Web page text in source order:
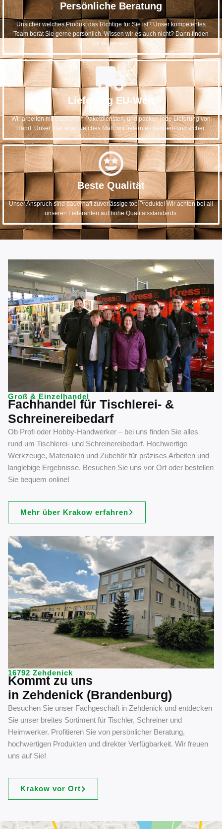
Persönliche Beratung
Unsicher welches Produkt das Richtige für Sie ist? Unser kompetentes
Team berät Sie gerne persönlich. Wissen wir es auch nicht? Dann finden
wir es heraus!
Lieferung EU-Weit
Wir arbeiten mit etablierten Paketdiensten, und packen jede Lieferung von
Hand. Unser Ziel: egal welches Maß, wir liefern es bequem und sicher.
Beste Qualität
Unser Anspruch sind dauerhaft zuverlässige top Produkte! Wir achten bei all
unseren Lieferanten auf hohe Qualitätsstandards.
Groß & Einzelhandel
Fachhandel für Tischlerei- &
Schreinereibedarf
Ob Profi oder Hobby-Handwerker – bei uns finden Sie alles
rund um Tischlerei- und Schreinereibedarf. Hochwertige
Werkzeuge, Materialien und Zubehör für präzises Arbeiten und
langlebige Ergebnisse. Besuchen Sie uns vor Ort oder bestellen
Sie bequem online!
Mehr über Krakow erfahren
16792 Zehdenick
Kommt zu uns
in Zehdenick (Brandenburg)
Besuchen Sie unser Fachgeschäft in Zehdenick und entdecken
Sie unser breites Sortiment für Tischler, Schreiner und
Heimwerker. Profitieren Sie von persönlicher Beratung,
hochwertigen Produkten und direkter Verfügbarkeit. Wir freuen
uns auf Sie!
Krakow vor Ort